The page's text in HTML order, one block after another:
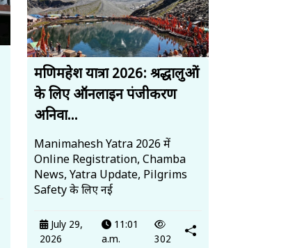
मणिमहेश यात्रा 2026: श्रद्धालुओं
के लिए ऑनलाइन पंजीकरण
अनिवा...
Manimahesh Yatra 2026 में
Online Registration, Chamba
News, Yatra Update, Pilgrims
Safety के लिए नई
July 29,
2026
11:01
a.m.
302